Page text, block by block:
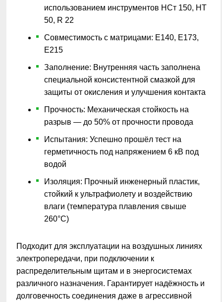
использованием инструментов НСт 150, НТ
50, R 22
Совместимость с матрицами: Е140, Е173,
Е215
Заполнение: Внутренняя часть заполнена
специальной консистентной смазкой для
защиты от окисления и улучшения контакта
Прочность: Механическая стойкость на
разрыв — до 50% от прочности провода
Испытания: Успешно прошёл тест на
герметичность под напряжением 6 кВ под
водой
Изоляция: Прочный инженерный пластик,
стойкий к ультрафиолету и воздействию
влаги (температура плавления свыше
260°C)
Подходит для эксплуатации на воздушных линиях
электропередачи, при подключении к
распределительным щитам и в энергосистемах
различного назначения. Гарантирует надёжность и
долговечность соединения даже в агрессивной